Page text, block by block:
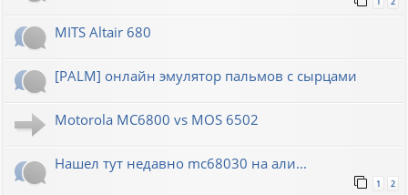
MITS Altair 680
[PALM] онлайн эмулятор пальмов с сырцами
Motorola MC6800 vs MOS 6502
Нашел тут недавно mc68030 на али...
1 2